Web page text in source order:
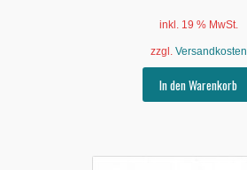
inkl. 19 % MwSt.
zzgl. Versandkosten
In den Warenkorb